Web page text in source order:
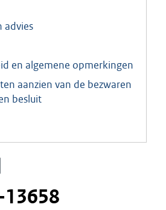
advies
en algemene opmerkingen
aanzien van de bezwaren
besluit
13658